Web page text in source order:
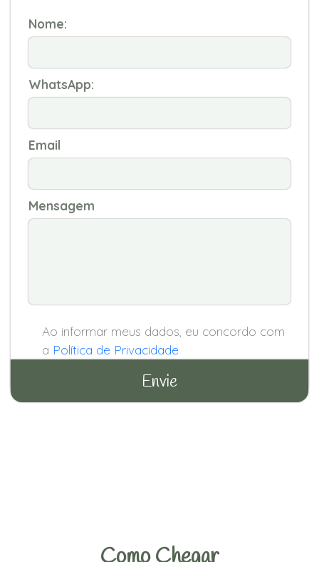
Nome:
WhatsApp:
Email
Mensagem
Ao informar meus dados, eu concordo com
a Política de Privacidade